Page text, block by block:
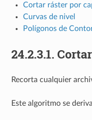
Cortar ráster por
Curvas de nivel
Polígonos de
24.2.3.1.
Recorta cualquier
Este algoritmo se